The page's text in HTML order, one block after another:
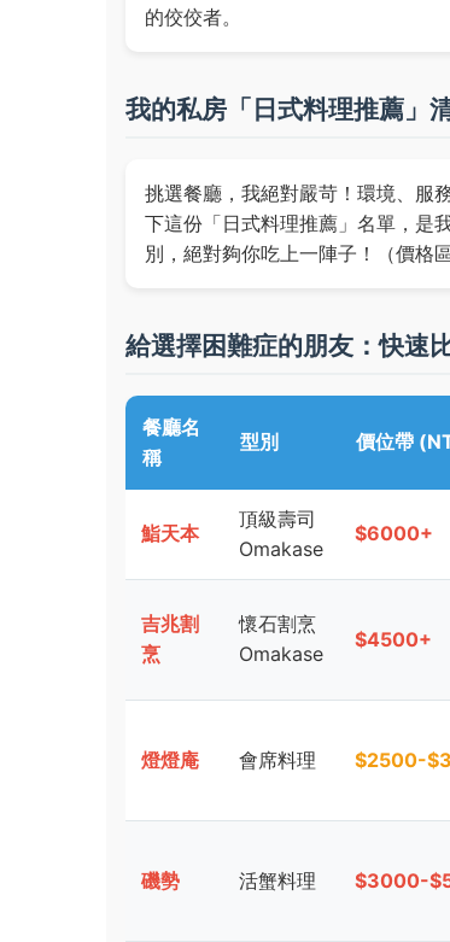
的佼佼者。
我的私房「日式料理推薦」
挑選餐廳，我絕對嚴苛！環境、服
下這份「日式料理推薦」名單，是
別，絕對夠你吃上一陣子！（價格
給選擇困難症的朋友：快速
餐廳名
稱
型別 價位帶
鮨天本
頂級壽司
Omakase
$6000+
吉兆割
烹
懷石割烹
Omakase
$4500+
燈燈庵 會席料理 $2500-
磯勢 活蟹料理 $3000-